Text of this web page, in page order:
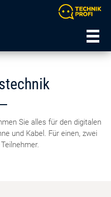
Sie alles für den digitalen
und Kabel. Für einen, zwei